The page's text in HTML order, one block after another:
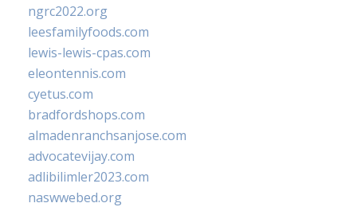
ngrc2022.org
leesfamilyfoods.com
lewis-lewis-cpas.com
eleontennis.com
cyetus.com
bradfordshops.com
almadenranchsanjose.com
advocatevijay.com
adlibilimler2023.com
naswwebed.org